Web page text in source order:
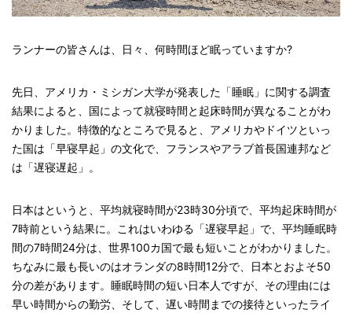
ランナーの皆さんは、日々、何時間ほど眠っていますか?
先日、アメリカ・ミシガン大学が発表した「睡眠」に関する調査
結果によると、国によって就寝時間と起床時間が異なることがわ
かりました。特徴的なところで見ると、アメリカやドイツといっ
た国は「早寝早起」の文化で、フランスやアラブ首長国連邦など
は「遅寝遅起」。
日本はというと、平均就寝時間が23時30分頃で、平均起床時間が
7時前という結果に。これはいわゆる「遅寝早起」で、平均睡眠時
間の7時間24分は、世界100カ国で最も短いことがわかりました。
ちなみに最も長いのはオランダの8時間12分で、日本とおよそ50
分の差があります。睡眠時間の短い日本人ですが、その理由には
早い時間からの勤労、そして、遅い時間までの接待といったライ